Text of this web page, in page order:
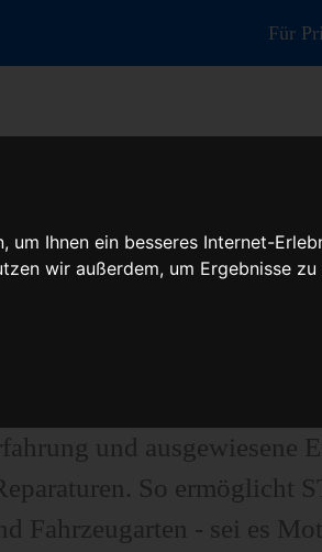
Ihnen ein besseres Internet-
wir außerdem, um Ergebnisse
Für
oder
und Reparaturen
und ausgewiesene
So ermöglicht
Fahrzeugarten - sei es